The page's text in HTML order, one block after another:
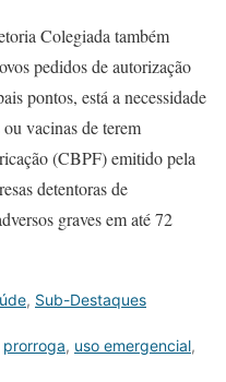
Colegiada também
pedidos de autorização
pontos, está a necessidade
vacinas de terem
(CBPF) emitido pela
detentoras de
graves em até 72
, Sub-Destaques
prorroga, uso emergencial,